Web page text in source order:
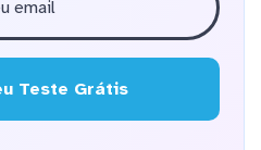
Teste Grátis